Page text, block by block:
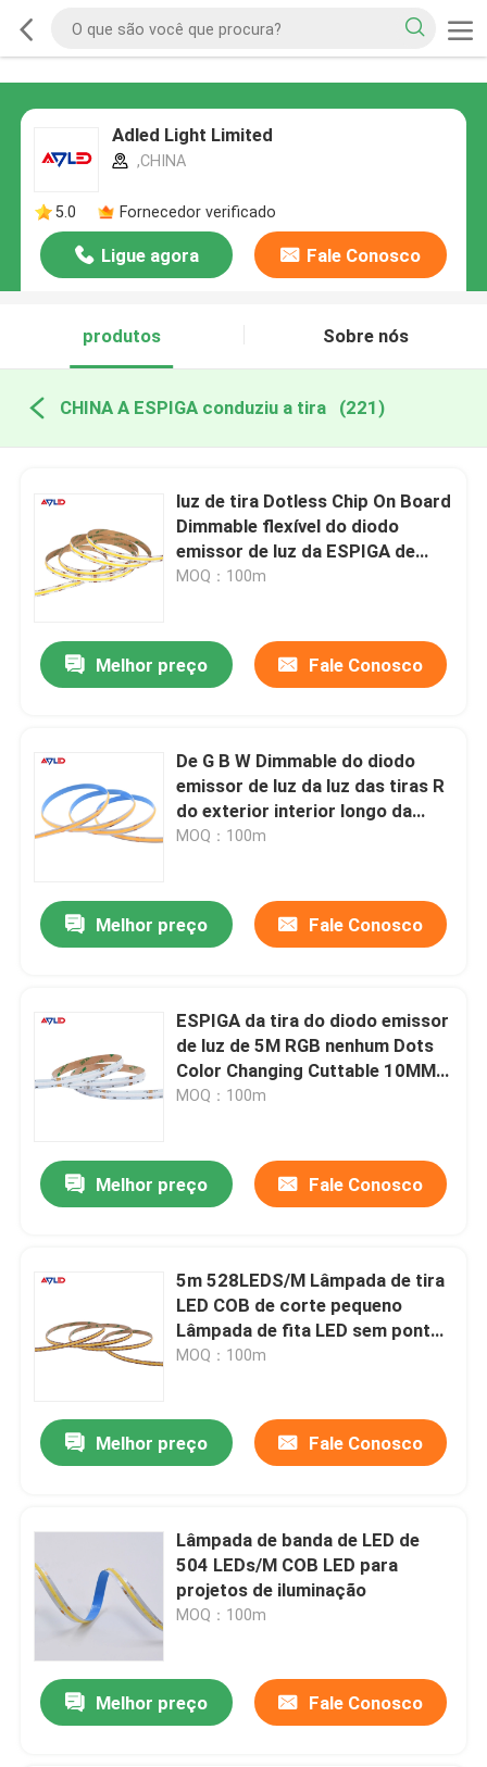
Adled Light Limited
,CHINA
5.0 Fornecedor verificado
Ligue agora Fale Conosco
produtos Sobre nós
CHINA A ESPIGA conduziu a tira (221)
luz de tira Dotless Chip On Board
Dimmable flexível do diodo
emissor de luz da ESPIGA de
12V 24V 10mm
MOQ：100m
Melhor preço Fale Conosco
De G B W Dimmable do diodo
emissor de luz da luz das tiras R
do exterior interior longo da
ESPIGA para o teto
MOQ：100m
Melhor preço Fale Conosco
ESPIGA da tira do diodo emissor
de luz de 5M RGB nenhum Dots
Color Changing Cuttable 10MM
24V IP65 impermeável IP67 IP68
MOQ：100m
Melhor preço Fale Conosco
5m 528LEDS/M Lâmpada de tira
LED COB de corte pequeno
Lâmpada de fita LED sem pontos
flexível
MOQ：100m
Melhor preço Fale Conosco
Lâmpada de banda de LED de
504 LEDs/M COB LED para
projetos de iluminação
MOQ：100m
Melhor preço Fale Conosco